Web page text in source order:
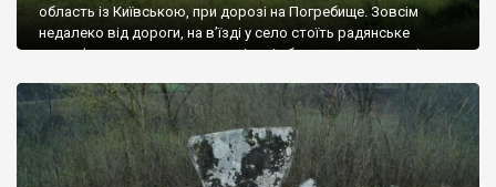
область із Київською, при дорозі на Погребище. Зовсім
недалеко від дороги, на в’їзді у село стоїть радянське
рельєфне пано, яке показує жінку і яблуню, а трохи далі, десь
не видно, але видно дві стареньких колії у траві – […]